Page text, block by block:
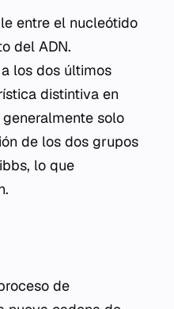
entre el nucleótido
del ADN.
los dos últimos
distintiva en
solo
de los dos grupos
lo que
de